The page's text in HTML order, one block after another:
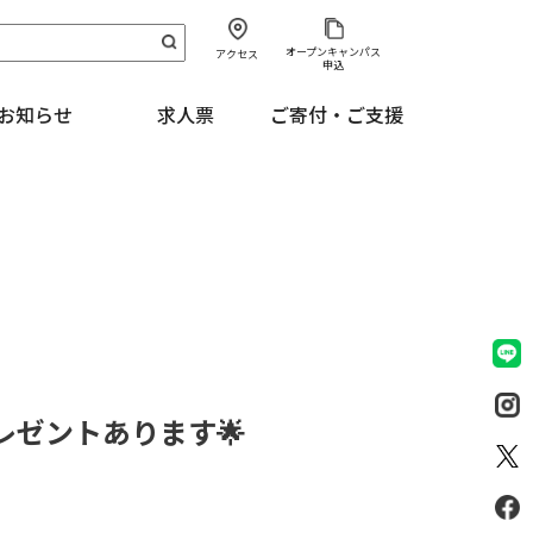
アクセス
オープンキャンパス
申込
知らせ 求人票 ご寄付・ご支援
ントあります🌟